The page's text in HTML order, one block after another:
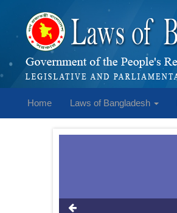
Home Laws of Bangladesh